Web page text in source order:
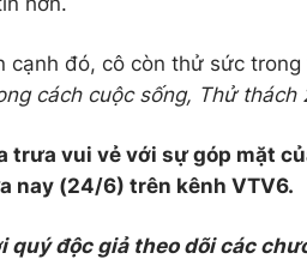
cạnh đó, cô còn thử sức
cách cuộc sống, Thử
trưa vui vẻ với sự góp mặt
nay (24/6) trên kênh VTV6.
quý độc giả theo dõi các